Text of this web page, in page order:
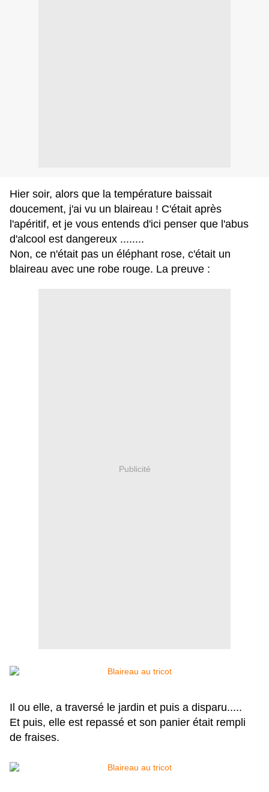
Hier soir, alors que la température baissait
doucement, j'ai vu un blaireau ! C'était après
l'apéritif, et je vous entends d'ici penser que l'abus
d'alcool est dangereux ........
Non, ce n'était pas un éléphant rose, c'était un
blaireau avec une robe rouge. La preuve :
Publicité
Il ou elle, a traversé le jardin et puis a disparu.....
Et puis, elle est repassé et son panier était rempli
de fraises.